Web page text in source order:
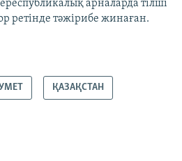
арналарда тілші
ретінде тәжірибе жинаған.
ҚАЗАҚСТАН